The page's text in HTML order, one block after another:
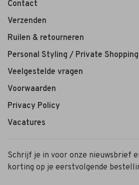
Contact
Verzenden
Ruilen & retourneren
Personal Styling / Private Shopping
Veelgestelde vragen
Voorwaarden
Privacy Policy
Vacatures
Schrijf je in voor onze nieuwsbrief
korting op je eerstvolgende